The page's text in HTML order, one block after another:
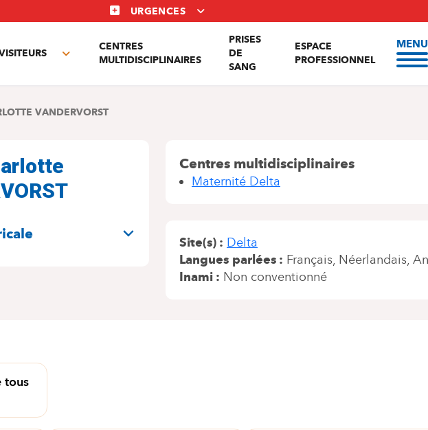
URGENCES
Toggle
CENTRES
MULTIDISCIPLINAIRES
PRISES
DE
SANG
ESPACE
PROFESSIONNEL
MENU
VANDERVORST
Centres multidisciplinaires
Maternité Delta
Site(s)
Delta
Langues parlées
Français Néerlandais
Inami
Non conventionné
tous